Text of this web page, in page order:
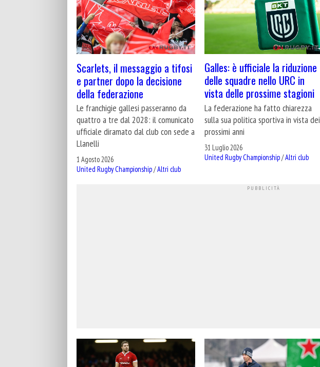
Scarlets, il messaggio a tifosi
e partner dopo la decisione
della federazione
Le franchigie gallesi passeranno da
quattro a tre dal 2028: il comunicato
ufficiale diramato dal club con sede a
Llanelli
1 Agosto 2026
United Rugby Championship/Altri club
Galles: è ufficiale la riduzione
delle squadre nello URC in
vista delle prossime stagioni
La federazione ha fatto chiarezza
sulla sua politica sportiva in vista dei
prossimi anni
31 Luglio 2026
United Rugby Championship/Altri club